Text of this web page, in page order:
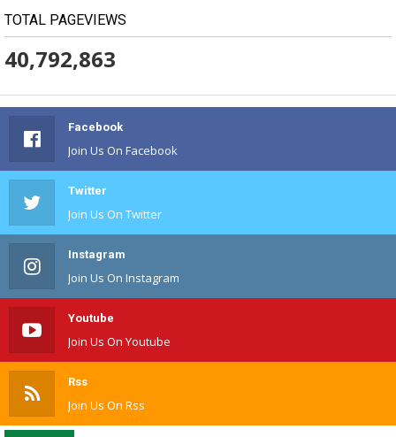
TOTAL PAGEVIEWS
40,792,863
Facebook
Join Us On Facebook
Twitter
Join Us On Twitter
Instagram
Join Us On Instagram
Youtube
Join Us On Youtube
Rss
Join Us On Rss